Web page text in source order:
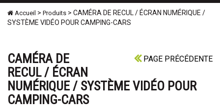
Accueil > Produits > CAMÉRA DE RECUL / ÉCRAN NUMÉRIQUE /
SYSTÈME VIDÉO POUR CAMPING-CARS
PAGE PRÉCÉDENTE
CAMÉRA DE
RECUL / ÉCRAN
NUMÉRIQUE / SYSTÈME VIDÉO POUR
CAMPING-CARS